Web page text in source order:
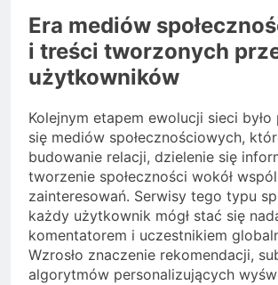
Era mediów
i treści tworzonych
użytkowników
Kolejnym etapem ewolucji sieci było
się mediów społecznościowych,
budowanie relacji, dzielenie się
tworzenie społeczności wokół
zainteresowań. Serwisy tego typu
każdy użytkownik mógł stać się
komentatorem i uczestnikiem
Wzrosło znaczenie rekomendacji,
algorytmów personalizujących